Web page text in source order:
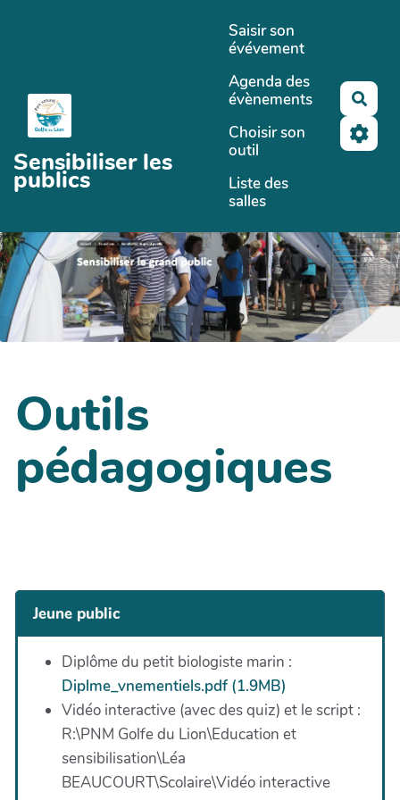
Sensibiliser les
publics
Saisir son
évévement
Agenda des
évènements
Choisir son
outil
Liste des
salles
Outils
pédagogiques
Jeune public
Diplôme du petit biologiste marin :
Diplme_vnementiels.pdf (1.9MB)
Vidéo interactive (avec des quiz) et le script :
R:\PNM Golfe du Lion\Education et
sensibilisation\Léa
BEAUCOURT\Scolaire\Vidéo interactive